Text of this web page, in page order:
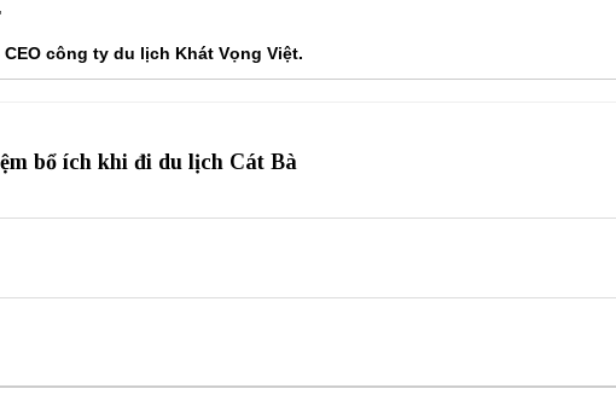
CEO công ty du lịch Khát Vọng Việt.
bổ ích khi đi du lịch Cát Bà